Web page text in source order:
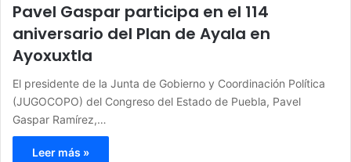
Pavel Gaspar participa en el 114
aniversario del Plan de Ayala en
Ayoxuxtla
El presidente de la Junta de Gobierno y Coordinación Política
(JUGOCOPO) del Congreso del Estado de Puebla, Pavel
Gaspar Ramírez,…
Leer más »